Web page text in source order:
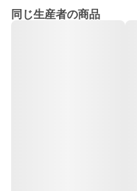
同じ生産者の商品